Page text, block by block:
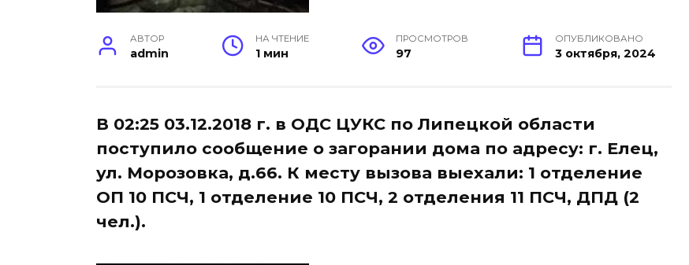
АВТОР
admin
НА ЧТЕНИЕ
1 мин
ПРОСМОТРОВ
97
ОПУБЛИКОВАНО
3 октября, 2024
В 02:25 03.12.2018 г. в ОДС ЦУКС по Липецкой области
поступило сообщение о загорании дома по адресу: г. Елец,
ул. Морозовка, д.66. К месту вызова выехали: 1 отделение
ОП 10 ПСЧ, 1 отделение 10 ПСЧ, 2 отделения 11 ПСЧ, ДПД (2
чел.).